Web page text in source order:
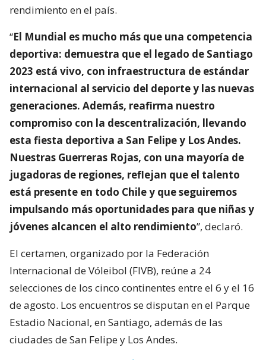
rendimiento en el país.
“El Mundial es mucho más que una competencia
deportiva: demuestra que el legado de Santiago
2023 está vivo, con infraestructura de estándar
internacional al servicio del deporte y las nuevas
generaciones. Además, reafirma nuestro
compromiso con la descentralización, llevando
esta fiesta deportiva a San Felipe y Los Andes.
Nuestras Guerreras Rojas, con una mayoría de
jugadoras de regiones, reflejan que el talento
está presente en todo Chile y que seguiremos
impulsando más oportunidades para que niñas y
jóvenes alcancen el alto rendimiento”, declaró.
El certamen, organizado por la Federación
Internacional de Vóleibol (FIVB), reúne a 24
selecciones de los cinco continentes entre el 6 y el 16
de agosto. Los encuentros se disputan en el Parque
Estadio Nacional, en Santiago, además de las
ciudades de San Felipe y Los Andes.